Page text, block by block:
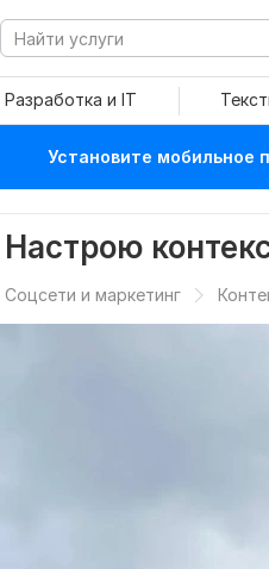
Разработка и IT
Установите мобильное
Настрою
Соцсети и маркетинг